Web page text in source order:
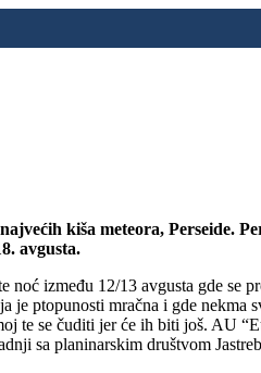
kiša meteora, Perseide.
avgusta.
noć između 12/13 avgusta gde se
je ptopunosti mračna i gde nekma
te se čuditi jer će ih biti još. AU
sa planinarskim društvom